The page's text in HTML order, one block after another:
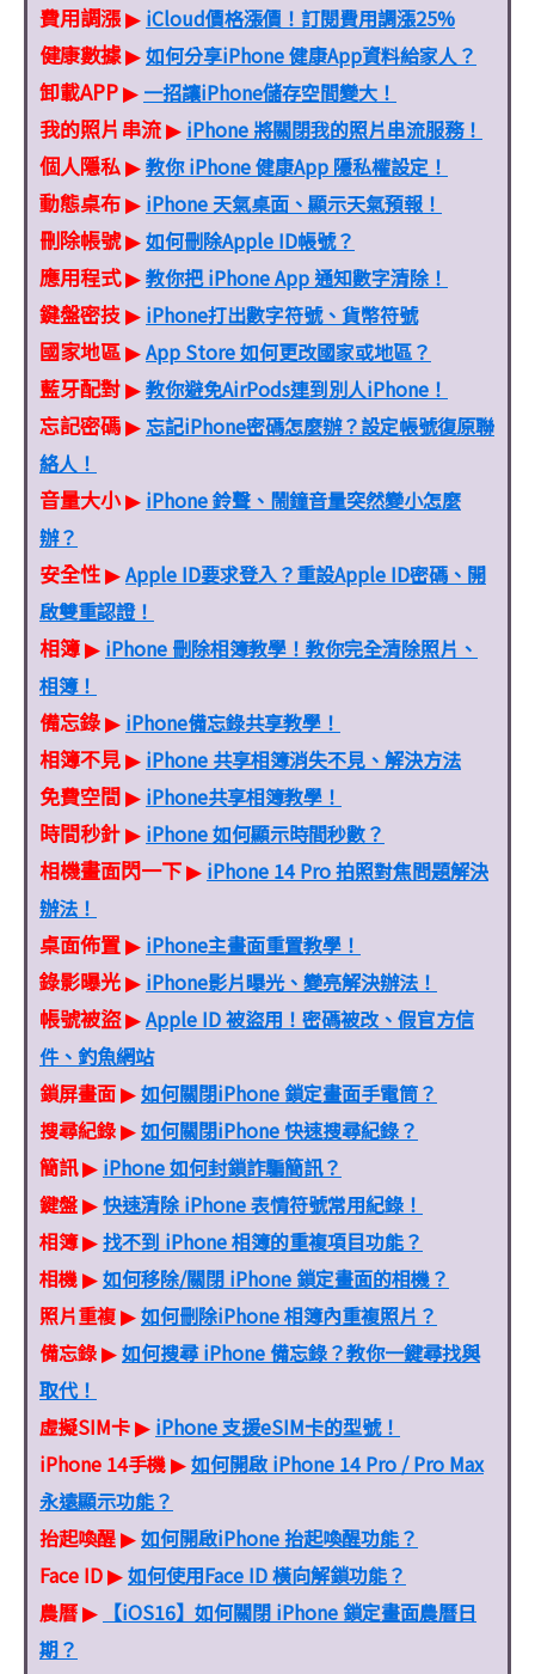
費用調漲▶ iCloud價格漲價！訂閱費用調漲25%
健康數據▶如何分享iPhone 健康App資料給家人？
卸載APP▶ 一招讓iPhone儲存空間變大！
我的照片串流▶ iPhone 將關閉我的照片串流服務！
個人隱私▶教你 iPhone 健康App 隱私權設定！
動態桌布▶ iPhone 天氣桌面、顯示天氣預報！
刪除帳號▶如何刪除Apple ID帳號？
應用程式▶教你把 iPhone App 通知數字清除！
鍵盤密技 ▶ iPhone打出數字符號、貨幣符號
國家地區▶App Store 如何更改國家或地區？
藍牙配對▶教你避免AirPods連到別人iPhone！
忘記密碼▶忘記iPhone密碼怎麼辦？設定帳號復原聯
絡人！
音量大小▶ iPhone 鈴聲、鬧鐘音量突然變小怎麼
辦？
安全性▶Apple ID要求登入？重設Apple ID密碼、開
啟雙重認證！
相簿▶ iPhone 刪除相簿教學！教你完全清除照片、
相簿！
備忘錄▶ iPhone備忘錄共享教學！
相簿不見▶ iPhone 共享相簿消失不見、解決方法
免費空間▶ iPhone共享相簿教學！
時間秒針▶ iPhone 如何顯示時間秒數？
相機畫面閃一下▶ iPhone 14 Pro 拍照對焦問題解決
辦法！
桌面佈置▶ iPhone主畫面重置教學！
錄影曝光▶ iPhone影片曝光、變亮解決辦法！
帳號被盜▶Apple ID 被盜用！密碼被改、假官方信
件、釣魚網站
鎖屏畫面▶如何關閉iPhone 鎖定畫面手電筒？
搜尋紀錄▶如何關閉iPhone 快速搜尋紀錄？
簡訊▶ iPhone 如何封鎖詐騙簡訊？
鍵盤▶快速清除 iPhone 表情符號常用紀錄！
相簿▶找不到 iPhone 相簿的重複項目功能？
相機▶如何移除/關閉 iPhone 鎖定畫面的相機？
照片重複▶如何刪除iPhone 相簿內重複照片？
備忘錄▶如何搜尋 iPhone 備忘錄？教你一鍵尋找與
取代！
虛擬SIM卡▶ iPhone 支援eSIM卡的型號！
iPhone 14手機▶如何開啟 iPhone 14 Pro / Pro Max
永遠顯示功能？
抬起喚醒▶如何開啟iPhone 抬起喚醒功能？
Face ID▶如何使用Face ID 橫向解鎖功能？
農曆▶
【iOS16】如何關閉 iPhone 鎖定畫面農曆日
期？